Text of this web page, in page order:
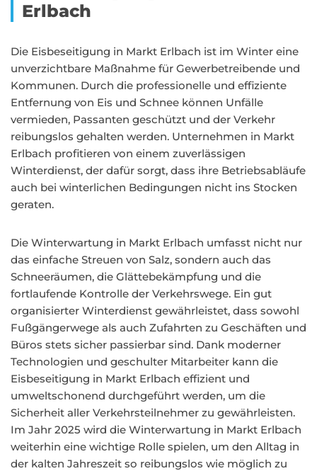
Erlbach
Die Eisbeseitigung in Markt Erlbach ist im Winter eine
unverzichtbare Maßnahme für Gewerbetreibende und
Kommunen. Durch die professionelle und effiziente
Entfernung von Eis und Schnee können Unfälle
vermieden, Passanten geschützt und der Verkehr
reibungslos gehalten werden. Unternehmen in Markt
Erlbach profitieren von einem zuverlässigen
Winterdienst, der dafür sorgt, dass ihre Betriebsabläufe
auch bei winterlichen Bedingungen nicht ins Stocken
geraten.
Die Winterwartung in Markt Erlbach umfasst nicht nur
das einfache Streuen von Salz, sondern auch das
Schneeräumen, die Glättebekämpfung und die
fortlaufende Kontrolle der Verkehrswege. Ein gut
organisierter Winterdienst gewährleistet, dass sowohl
Fußgängerwege als auch Zufahrten zu Geschäften und
Büros stets sicher passierbar sind. Dank moderner
Technologien und geschulter Mitarbeiter kann die
Eisbeseitigung in Markt Erlbach effizient und
umweltschonend durchgeführt werden, um die
Sicherheit aller Verkehrsteilnehmer zu gewährleisten.
Im Jahr 2025 wird die Winterwartung in Markt Erlbach
weiterhin eine wichtige Rolle spielen, um den Alltag in
der kalten Jahreszeit so reibungslos wie möglich zu